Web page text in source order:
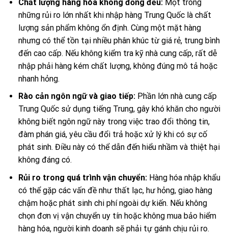
Chất lượng hàng hóa không đồng đều:Một trong
những rủi ro lớn nhất khi nhập hàng Trung Quốc là chất
lượng sản phẩm không ổn định. Cùng một mặt hàng
nhưng có thể tồn tại nhiều phân khúc từ giá rẻ, trung bình
đến cao cấp. Nếu không kiểm tra kỹ nhà cung cấp, rất dễ
nhập phải hàng kém chất lượng, không đúng mô tả hoặc
nhanh hỏng.
Rào cản ngôn ngữ và giao tiếp:Phần lớn nhà cung cấp
Trung Quốc sử dụng tiếng Trung, gây khó khăn cho người
không biết ngôn ngữ này trong việc trao đổi thông tin,
đàm phán giá, yêu cầu đổi trả hoặc xử lý khi có sự cố
phát sinh. Điều này có thể dẫn đến hiểu nhầm và thiệt hại
không đáng có.
Rủi ro trong quá trình vận chuyển:Hàng hóa nhập khẩu
có thể gặp các vấn đề như thất lạc, hư hỏng, giao hàng
chậm hoặc phát sinh chi phí ngoài dự kiến. Nếu không
chọn đơn vị vận chuyển uy tín hoặc không mua bảo hiểm
hàng hóa, người kinh doanh sẽ phải tự gánh chịu rủi ro.